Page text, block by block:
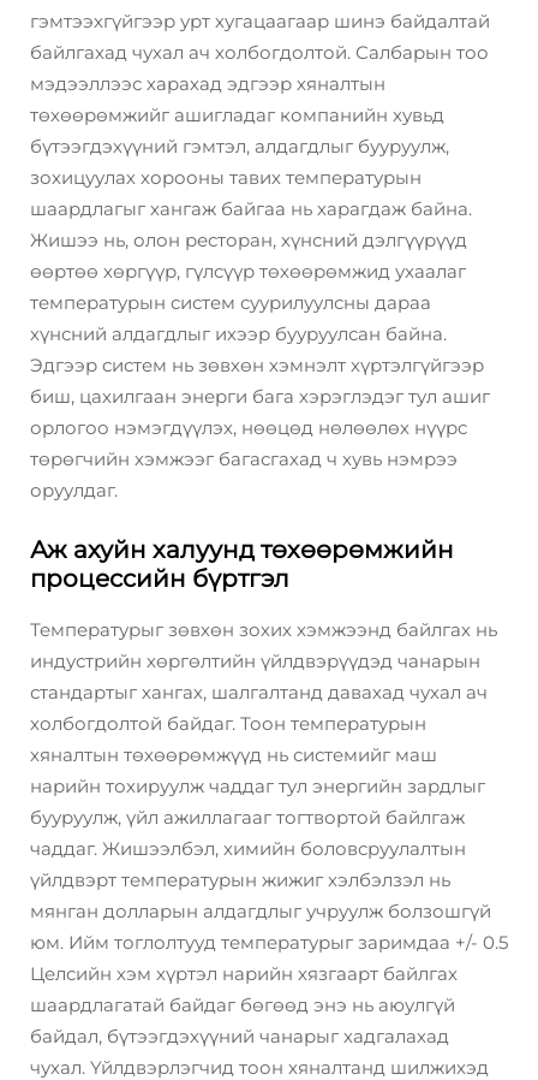
гэмтээхгүйгээр урт хугацаагаар шинэ байдалтай
байлгахад чухал ач холбогдолтой. Салбарын тоо
мэдээллээс харахад эдгээр хяналтын
төхөөрөмжийг ашигладаг компанийн хувьд
бүтээгдэхүүний гэмтэл, алдагдлыг бууруулж,
зохицуулах хорооны тавих температурын
шаардлагыг хангаж байгаа нь харагдаж байна.
Жишээ нь, олон ресторан, хүнсний дэлгүүрүүд
өөртөө хөргүүр, гүлсүүр төхөөрөмжид ухаалаг
температурын систем суурилуулсны дараа
хүнсний алдагдлыг ихээр бууруулсан байна.
Эдгээр систем нь зөвхөн хэмнэлт хүртэлгүйгээр
биш, цахилгаан энерги бага хэрэглэдэг тул ашиг
орлогоо нэмэгдүүлэх, нөөцөд нөлөөлөх нүүрс
төрөгчийн хэмжээг багасгахад ч хувь нэмрээ
оруулдаг.
Аж ахуйн халуунд төхөөрөмжийн
процессийн бүртгэл
Температурыг зөвхөн зохих хэмжээнд байлгах нь
индустрийн хөргөлтийн үйлдвэрүүдэд чанарын
стандартыг хангах, шалгалтанд давахад чухал ач
холбогдолтой байдаг. Тоон температурын
хяналтын төхөөрөмжүүд нь системийг маш
нарийн тохируулж чаддаг тул энергийн зардлыг
бууруулж, үйл ажиллагааг тогтвортой байлгаж
чаддаг. Жишээлбэл, химийн боловсруулалтын
үйлдвэрт температурын жижиг хэлбэлзэл нь
мянган долларын алдагдлыг учруулж болзошгүй
юм. Ийм тоглолтууд температурыг заримдаа +/- 0.5
Целсийн хэм хүртэл нарийн хязгаарт байлгах
шаардлагатай байдаг бөгөөд энэ нь аюулгүй
байдал, бүтээгдэхүүний чанарыг хадгалахад
чухал. Үйлдвэрлэгчид тоон хяналтанд шилжихэд